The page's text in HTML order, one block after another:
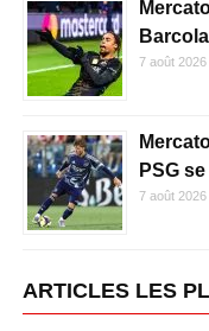
7 août 2026
PSG
7 août 2026
ARTICLES LES